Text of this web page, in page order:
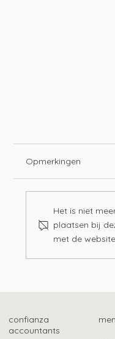
Opmerkingen
Het is niet
plaatsen bij
met de
confianza
accountants